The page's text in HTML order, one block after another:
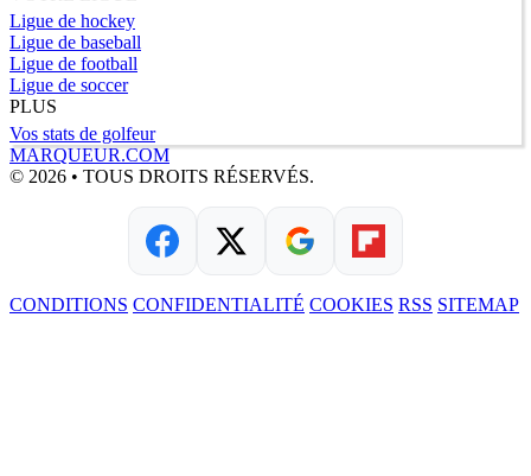
Ligue de hockey
Ligue de baseball
Ligue de football
Ligue de soccer
PLUS
Vos stats de golfeur
MARQUEUR.COM
© 2026 • TOUS DROITS RÉSERVÉS.
CONDITIONS CONFIDENTIALITÉ COOKIES RSS SITEMAP